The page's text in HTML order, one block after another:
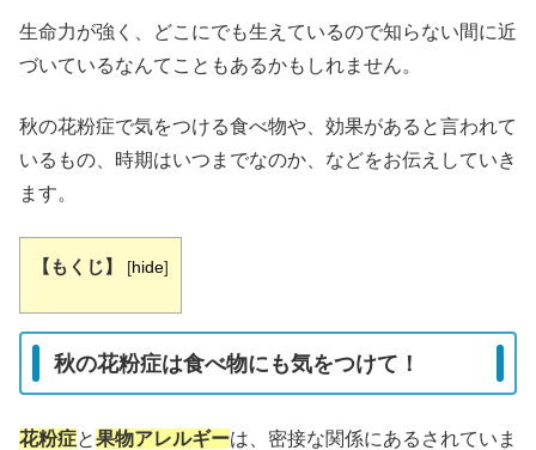
生命力が強く、どこにでも生えているので知らない間に近
づいているなんてこともあるかもしれません。
秋の花粉症で気をつける食べ物や、効果があると言われて
いるもの、時期はいつまでなのか、などをお伝えしていき
ます。
【もくじ】 [hide]
秋の花粉症は食べ物にも気をつけて！
花粉症と果物アレルギーは、密接な関係にあるされていま